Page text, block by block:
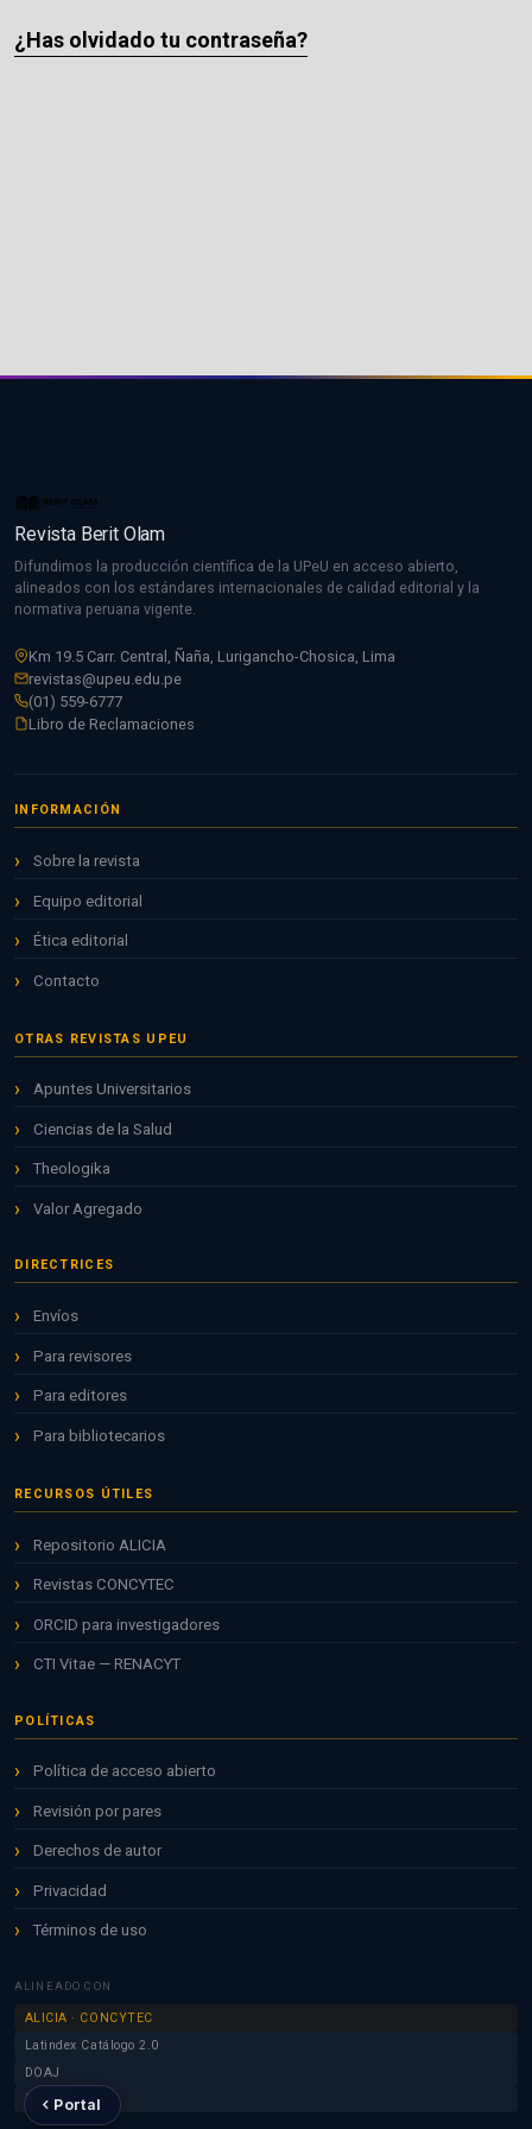
Portal
¿Has olvidado tu contraseña?
Revista Berit Olam
Difundimos la producción científica de la UPeU en acceso abierto,
alineados con los estándares internacionales de calidad editorial y la
normativa peruana vigente.
Km 19.5 Carr. Central, Ñaña, Lurigancho-Chosica, Lima
revistas@upeu.edu.pe
(01) 559-6777
Libro de Reclamaciones
INFORMACIÓN
Sobre la revista
Equipo editorial
Ética editorial
Contacto
OTRAS REVISTAS UPEU
Apuntes Universitarios
Ciencias de la Salud
Theologika
Valor Agregado
DIRECTRICES
Envíos
Para revisores
Para editores
Para bibliotecarios
RECURSOS ÚTILES
Repositorio ALICIA
Revistas CONCYTEC
ORCID para investigadores
CTI Vitae — RENACYT
POLÍTICAS
Política de acceso abierto
Revisión por pares
Derechos de autor
Privacidad
Términos de uso
ALINEADO CON
ALICIA · CONCYTEC
Latindex Catálogo 2.0
DOAJ
Redalyc